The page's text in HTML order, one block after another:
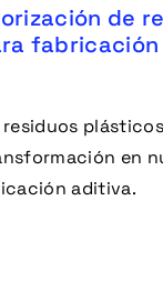
de
en
aditiva.